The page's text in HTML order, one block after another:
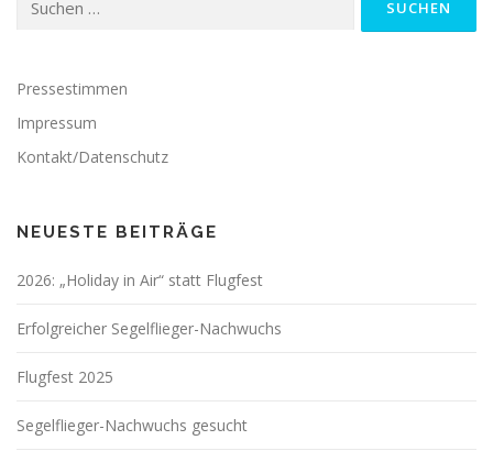
nach:
Pressestimmen
Impressum
Kontakt/Datenschutz
NEUESTE BEITRÄGE
2026: „Holiday in Air“ statt Flugfest
Erfolgreicher Segelflieger-Nachwuchs
Flugfest 2025
Segelflieger-Nachwuchs gesucht